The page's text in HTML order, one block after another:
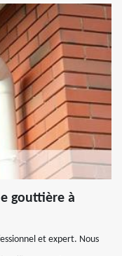
gouttière à
et expert. Nous